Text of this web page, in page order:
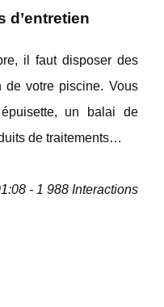
d’entretien
il faut disposer des
de votre piscine. Vous
un balai de
de traitements…
- 1 988 Interactions